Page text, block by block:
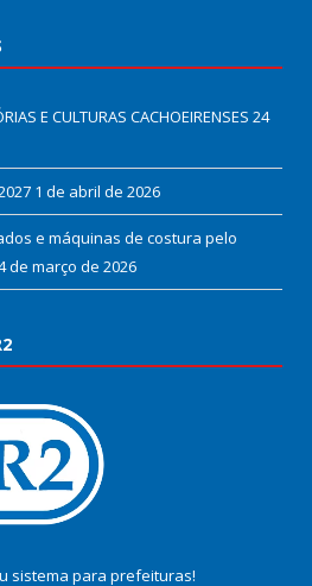
E CULTURAS CACHOEIRENSES 24
1 de abril de 2026
e máquinas de costura pelo
de março de 2026
sistema para prefeituras!